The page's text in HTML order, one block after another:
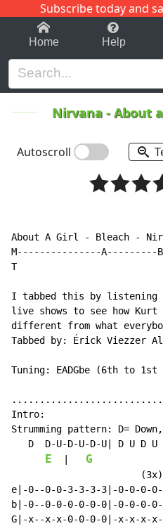
Subscribe today and
1-9 C
Home Help
Nirvana -About
Autoscroll
About A Girl - Bleach -
M---------------A---------
T
I tabbed this by listening
live shows to see how
different from what
Tabbed by: Érick Viezzer
Tuning: EADGbe (6th to
Intro:
Strumming pattern: D=
D  D-U-D-U-D-U| D U D U
E G
                       (3x)
e|-0--0-0-3-3-3-3|-0-0-0-0-
b|-0--0-0-0-0-0-0|-0-0-0-0-
G|-x--x-x-0-0-0-0|-x-x-x-x-